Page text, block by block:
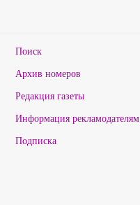
Поиск
Архив номеров
Редакция газеты
Информация рекламодателям
Подписка